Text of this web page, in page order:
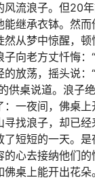
风流浪子。但20
能继承衣钵。然
然从梦中惊醒，
子向老方丈忏悔
放荡，摇头说
供桌说道。浪子
：一夜间，佛桌
寻找浪子，却已
短短的一天。
心去接纳他们
佛桌上能开出花